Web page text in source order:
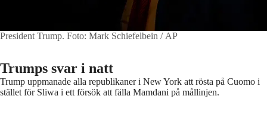
President Trump. Foto: Mark Schiefelbein / AP
Trumps svar i natt
Trump uppmanade alla republikaner i New York att rösta på Cuomo i
stället för Sliwa i ett försök att fälla Mamdani på mållinjen.